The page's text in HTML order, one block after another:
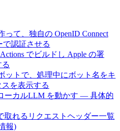
って、独自の OpenID Connect
で認証させる
でビルドし Apple の署
ットで、処理中にボット名をキ
を表示する
ーカルLLM を動かす — 具体的
取れるリクエストヘッダー一覧
報)